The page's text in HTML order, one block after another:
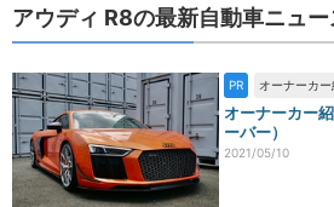
アウディ R8の最新自動車ニュ
PR オーナーカ
オーナーカー
ーバー）
2021/05/10